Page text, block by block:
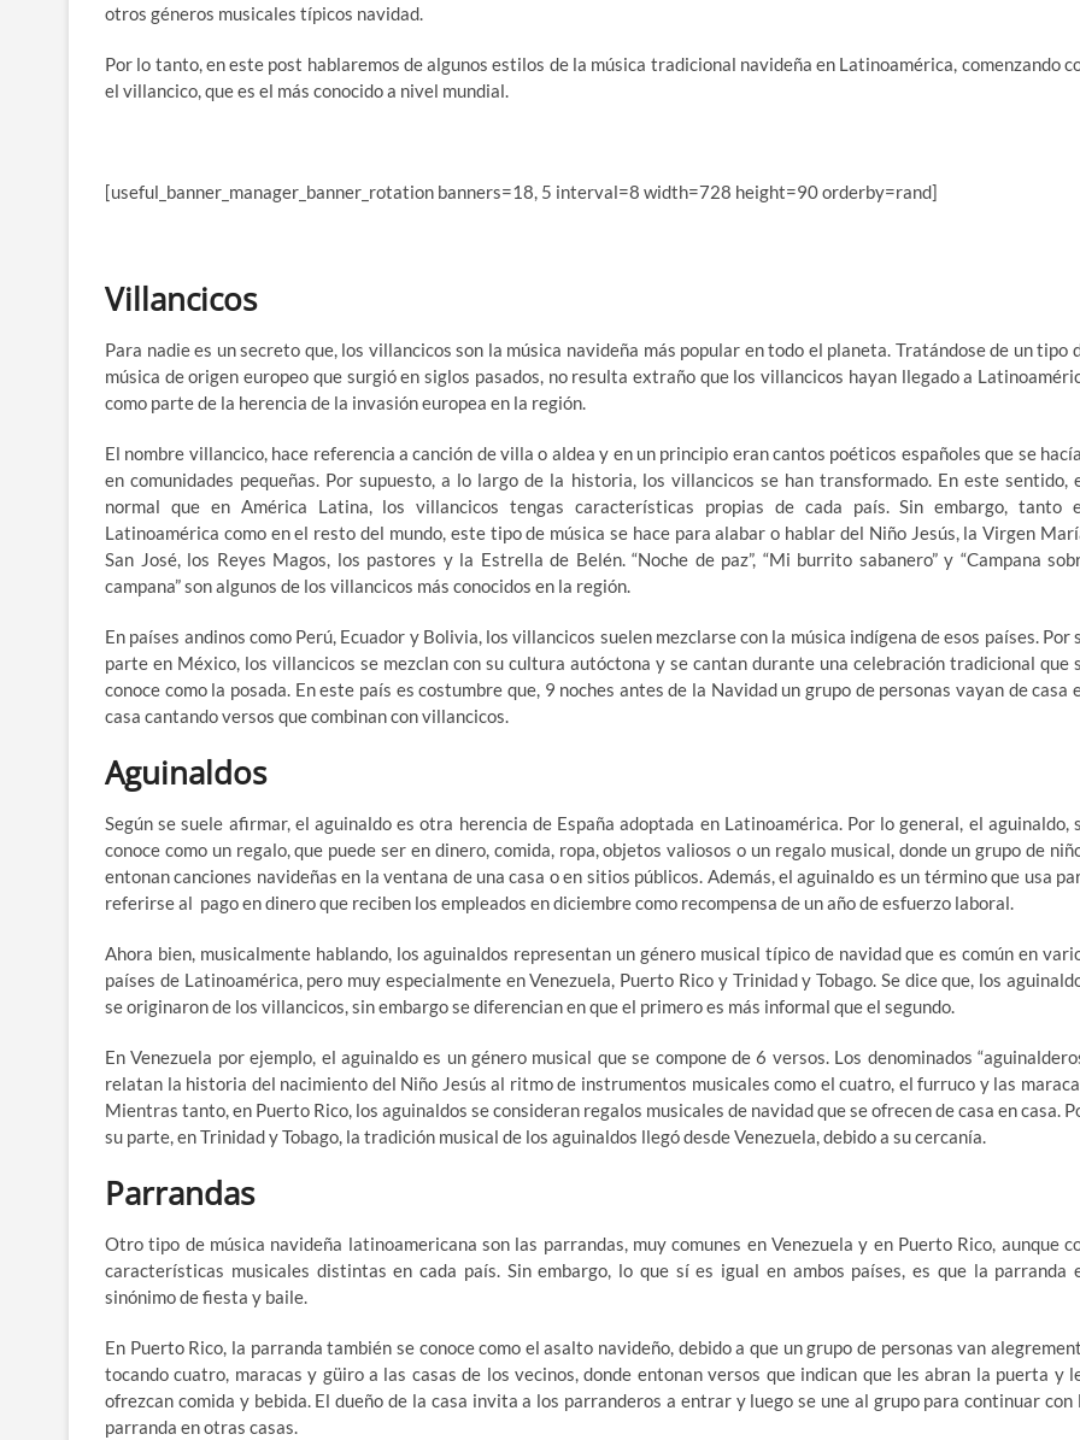
otros géneros musicales típicos navidad.
Por lo tanto, en este post hablaremos de algunos estilos de la música tradicional navideña en Latinoamérica, comenzando
el villancico, que es el más conocido a nivel mundial.
[useful_banner_manager_banner_rotation banners=18, 5 interval=8 width=728 height=90 orderby=rand]
Villancicos
Para nadie es un secreto que, los villancicos son la música navideña más popular en todo el planeta. Tratándose de un tipo
música de origen europeo que surgió en siglos pasados, no resulta extraño que los villancicos hayan llegado a
como parte de la herencia de la invasión europea en la región.
El nombre villancico, hace referencia a canción de villa o aldea y en un principio eran cantos poéticos españoles que se
en comunidades pequeñas. Por supuesto, a lo largo de la historia, los villancicos se han transformado. En este sentido,
normal que en América Latina, los villancicos tengas características propias de cada país. Sin embargo, tanto
Latinoamérica como en el resto del mundo, este tipo de música se hace para alabar o hablar del Niño Jesús, la Virgen
San José, los Reyes Magos, los pastores y la Estrella de Belén. “Noche de paz”, “Mi burrito sabanero” y “Campana
campana” son algunos de los villancicos más conocidos en la región.
En países andinos como Perú, Ecuador y Bolivia, los villancicos suelen mezclarse con la música indígena de esos países. Por
parte en México, los villancicos se mezclan con su cultura autóctona y se cantan durante una celebración tradicional que
conoce como la posada. En este país es costumbre que, 9 noches antes de la Navidad un grupo de personas vayan de casa
casa cantando versos que combinan con villancicos.
Aguinaldos
Según se suele afirmar, el aguinaldo es otra herencia de España adoptada en Latinoamérica. Por lo general, el aguinaldo,
conoce como un regalo, que puede ser en dinero, comida, ropa, objetos valiosos o un regalo musical, donde un grupo de
entonan canciones navideñas en la ventana de una casa o en sitios públicos. Además, el aguinaldo es un término que usa
referirse al pago en dinero que reciben los empleados en diciembre como recompensa de un año de esfuerzo laboral.
Ahora bien, musicalmente hablando, los aguinaldos representan un género musical típico de navidad que es común en
países de Latinoamérica, pero muy especialmente en Venezuela, Puerto Rico y Trinidad y Tobago. Se dice que, los
se originaron de los villancicos, sin embargo se diferencian en que el primero es más informal que el segundo.
En Venezuela por ejemplo, el aguinaldo es un género musical que se compone de 6 versos. Los denominados
relatan la historia del nacimiento del Niño Jesús al ritmo de instrumentos musicales como el cuatro, el furruco y las
Mientras tanto, en Puerto Rico, los aguinaldos se consideran regalos musicales de navidad que se ofrecen de casa en casa.
su parte, en Trinidad y Tobago, la tradición musical de los aguinaldos llegó desde Venezuela, debido a su cercanía.
Parrandas
Otro tipo de música navideña latinoamericana son las parrandas, muy comunes en Venezuela y en Puerto Rico, aunque
características musicales distintas en cada país. Sin embargo, lo que sí es igual en ambos países, es que la parranda
sinónimo de fiesta y baile.
En Puerto Rico, la parranda también se conoce como el asalto navideño, debido a que un grupo de personas van
tocando cuatro, maracas y güiro a las casas de los vecinos, donde entonan versos que indican que les abran la puerta y
ofrezcan comida y bebida. El dueño de la casa invita a los parranderos a entrar y luego se une al grupo para continuar con
parranda en otras casas.